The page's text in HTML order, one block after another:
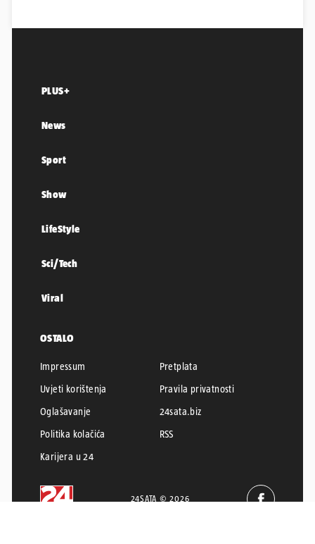
PLUS+
News
Sport
Show
LifeStyle
Sci/Tech
Viral
OSTALO
Impressum
Pretplata
Uvjeti korištenja
Pravila privatnosti
Oglašavanje
24sata.biz
Politika kolačića
RSS
Karijera u 24
24SATA © 2026